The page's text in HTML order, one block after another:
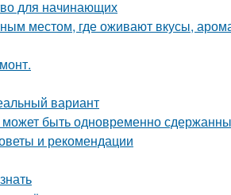
для начинающих
местом, где оживают вкусы,
вариант
может быть одновременно
и рекомендации